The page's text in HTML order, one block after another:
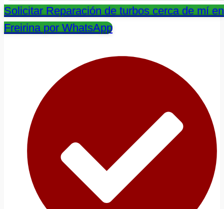
Solicitar Reparación de turbos cerca de mí en
Freirina por WhatsApp